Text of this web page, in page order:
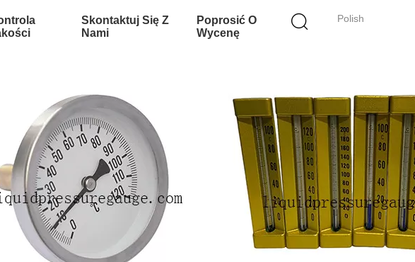
Polish
Skontaktuj Się Z
Nami
Poprosić O
Wycenę